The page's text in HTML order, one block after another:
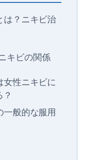
は？ニキビ治
キビの関係
女性ニキビに
一般的な服用